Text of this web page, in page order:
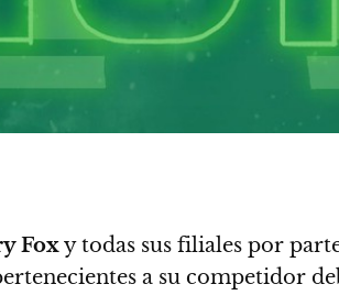
Foxy todas sus filiales por
a su competidor